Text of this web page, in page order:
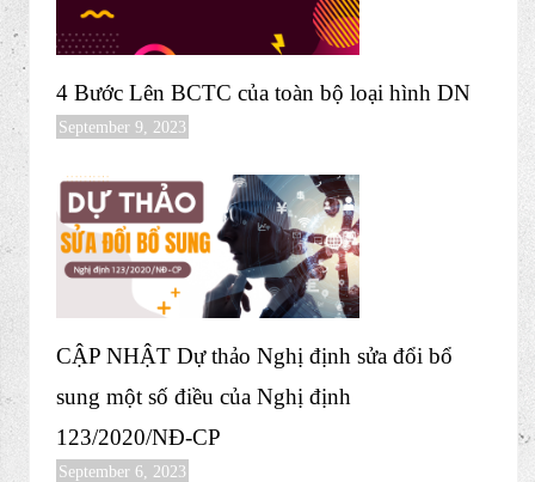
4 Bước Lên BCTC của toàn bộ loại hình DN
September 9, 2023
CẬP NHẬT Dự thảo Nghị định sửa đổi bổ
sung một số điều của Nghị định
123/2020/NĐ-CP
September 6, 2023